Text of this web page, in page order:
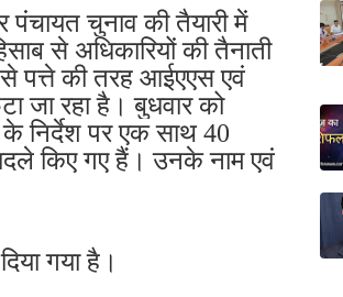
पंचायतचुनाव की तैयारी में
से अधिकारियों की तैनाती
पत्ते की तरह आईएएस एवं
जा रहा है। बुधवार को
निर्देश पर एक साथ 40
किए गए हैं। उनके नाम एवं
गया है।